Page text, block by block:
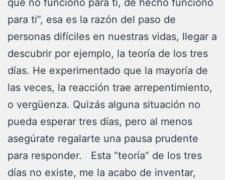
que no funcionó para ti, de hecho funcionó
para ti”, esa es la razón del paso de
personas difíciles en nuestras vidas, llegar a
descubrir por ejemplo, la teoría de los tres
días. He experimentado que la mayoría de
las veces, la reacción trae arrepentimiento,
o vergüenza. Quizás alguna situación no
pueda esperar tres días, pero al menos
asegúrate regalarte una pausa prudente
para responder. Esta “teoría” de los tres
días no existe, me la acabo de inventar,